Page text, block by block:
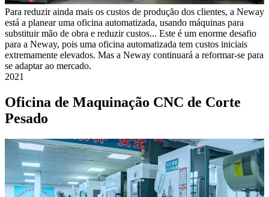
Para reduzir ainda mais os custos de produção dos clientes, a Neway
está a planear uma oficina automatizada, usando máquinas para
substituir mão de obra e reduzir custos... Este é um enorme desafio
para a Neway, pois uma oficina automatizada tem custos iniciais
extremamente elevados. Mas a Neway continuará a reformar-se para
se adaptar ao mercado.
2021
Oficina de Maquinação CNC de Corte
Pesado